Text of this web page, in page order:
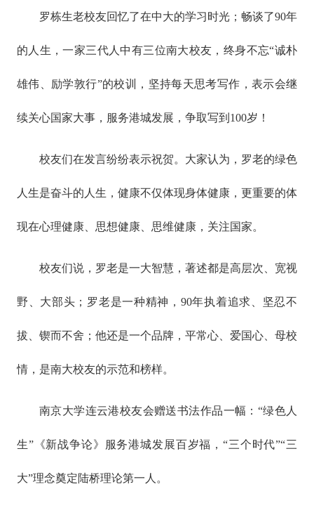
罗栋生老校友回忆了在中大的学习时光；畅谈了90年
的人生，一家三代人中有三位南大校友，终身不忘“诚朴
雄伟、励学敦行”的校训，坚持每天思考写作，表示会继
续关心国家大事，服务港城发展，争取写到100岁！
校友们在发言纷纷表示祝贺。大家认为，罗老的绿色
人生是奋斗的人生，健康不仅体现身体健康，更重要的体
现在心理健康、思想健康、思维健康，关注国家。
校友们说，罗老是一大智慧，著述都是高层次、宽视
野、大部头；罗老是一种精神，90年执着追求、坚忍不
拔、锲而不舍；他还是一个品牌，平常心、爱国心、母校
情，是南大校友的示范和榜样。
南京大学连云港校友会赠送书法作品一幅：“绿色人
生”《新战争论》服务港城发展百岁福，“三个时代”“三
大”理念奠定陆桥理论第一人。